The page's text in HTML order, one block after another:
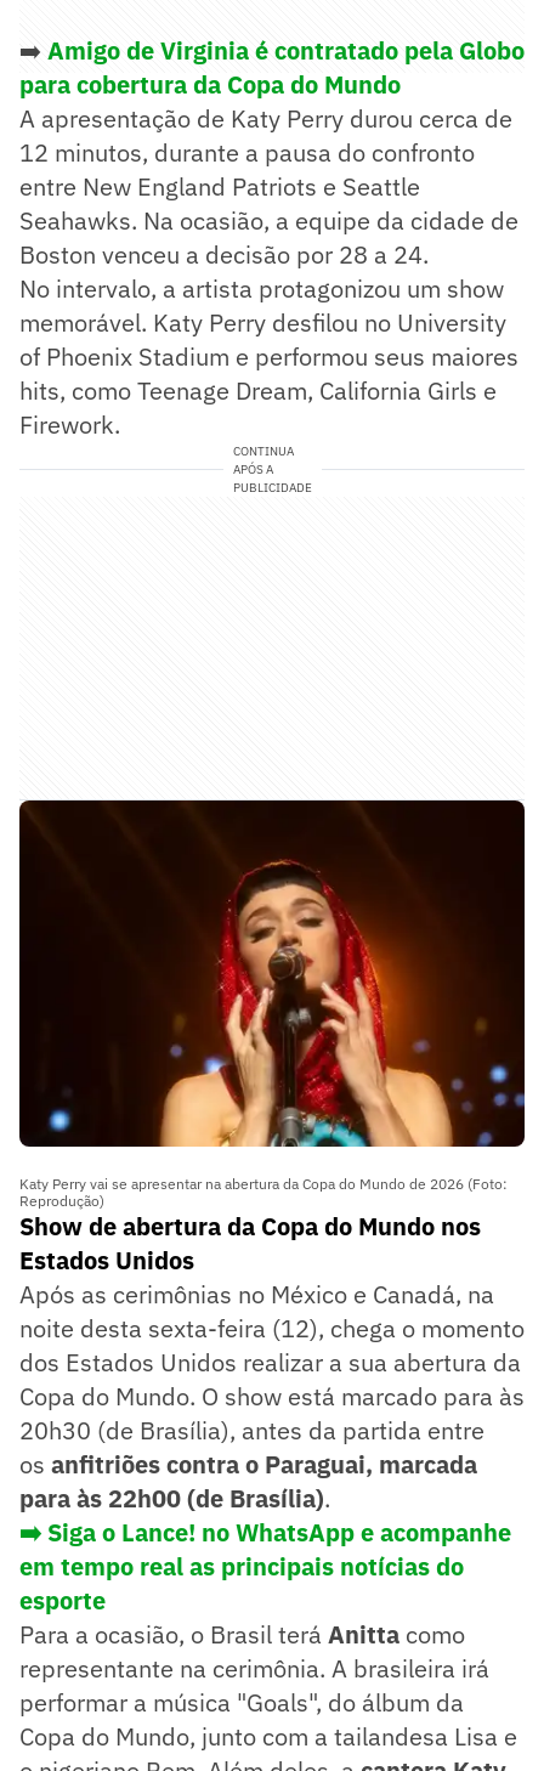
➡️ Amigo de Virginia é contratado pela Globo
para cobertura da Copa do Mundo
A apresentação de Katy Perry durou cerca de
12 minutos, durante a pausa do confronto
entre New England Patriots e Seattle
Seahawks. Na ocasião, a equipe da cidade de
Boston venceu a decisão por 28 a 24.
No intervalo, a artista protagonizou um show
memorável. Katy Perry desfilou no University
of Phoenix Stadium e performou seus maiores
hits, como Teenage Dream, California Girls e
Firework.
CONTINUA
APÓS A
PUBLICIDADE
Katy Perry vai se apresentar na abertura da Copa do Mundo de 2026 (Foto:
Reprodução)
Show de abertura da Copa do Mundo nos
Estados Unidos
Após as cerimônias no México e Canadá, na
noite desta sexta-feira (12), chega o momento
dos Estados Unidos realizar a sua abertura da
Copa do Mundo. O show está marcado para às
20h30 (de Brasília), antes da partida entre
os anfitriões contra o Paraguai, marcada
para às 22h00 (de Brasília).
➡️ Siga o Lance! no WhatsApp e acompanhe
em tempo real as principais notícias do
esporte
Para a ocasião, o Brasil terá Anitta como
representante na cerimônia. A brasileira irá
performar a música "Goals", do álbum da
Copa do Mundo, junto com a tailandesa Lisa e